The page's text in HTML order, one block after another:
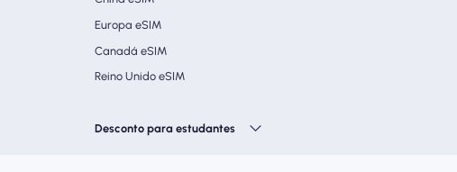
Europa eSIM
Canadá eSIM
Reino Unido eSIM
Desconto para estudantes